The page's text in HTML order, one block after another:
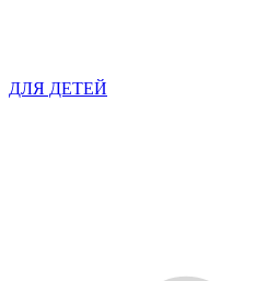
ДЛЯ ДЕТЕЙ